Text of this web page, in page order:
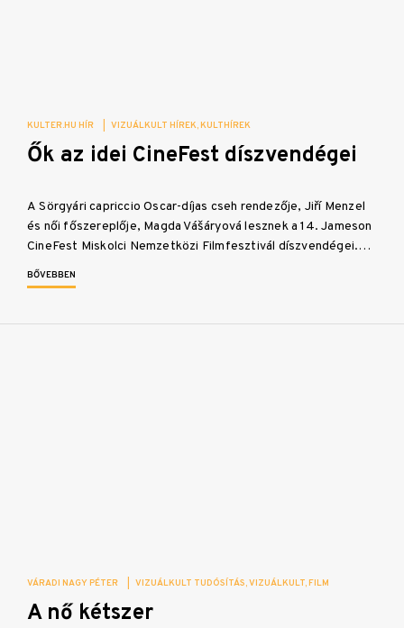
KULTER.HU HÍR VIZUÁLKULT HÍREK KULTHÍREK
Ők az idei CineFest díszvendégei
A Sörgyári capriccio Oscar-díjas cseh rendezője, Jiří Menzel
és női főszereplője, Magda Vášáryová lesznek a 14. Jameson
CineFest Miskolci Nemzetközi Filmfesztivál díszvendégei.…
BŐVEBBEN
VÁRADI NAGY PÉTER VIZUÁLKULT TUDÓSÍTÁS VIZUÁLKULT FILM
A nő kétszer